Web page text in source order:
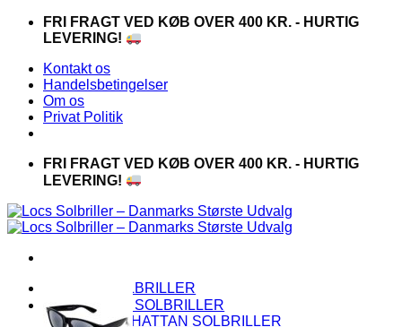
FortsætFRI FRAGT VED KØB OVER 400 KR. - HURTIG
LEVERING!
Kontakt os
Handelsbetingelser
Om os
Privat Politik
FRI FRAGT VED KØB OVER 400 KR. - HURTIG
LEVERING!
LOCS SOLBRILLER
PREMIUM SOLBRILLER
MANHATTAN SOLBRILLER